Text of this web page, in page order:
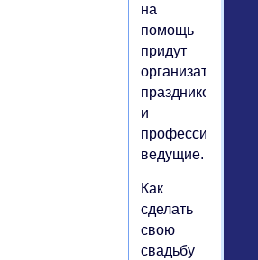
на
помощь
придут
организаторы
праздников
и
ведущие.
Как
сделать
свою
свадьбу